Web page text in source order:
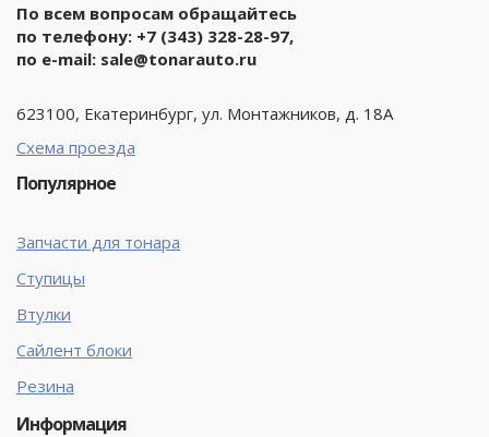
По всем вопросам обращайтесь
по телефону: +7 (343) 328-28-97,
по e-mail: sale@tonarauto.ru
623100, Екатеринбург, ул. Монтажников, д. 18А
Схема проезда
Популярное
Запчасти для тонара
Ступицы
Втулки
Сайлент блоки
Резина
Информация